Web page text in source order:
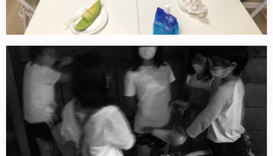
6月21日のｉｉ場所みらサポ
起用に遊ぶ。オセロしながらマンガ…